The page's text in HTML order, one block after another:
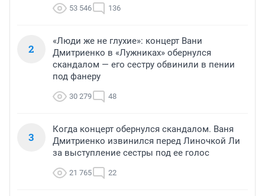
53 546 136
2
«Люди же не глухие»: концерт Вани
Дмитриенко в «Лужниках» обернулся
скандалом — его сестру обвинили в пении
под фанеру
30 279 48
3
Когда концерт обернулся скандалом. Ваня
Дмитриенко извинился перед Линочкой Ли
за выступление сестры под ее голос
21 765 22